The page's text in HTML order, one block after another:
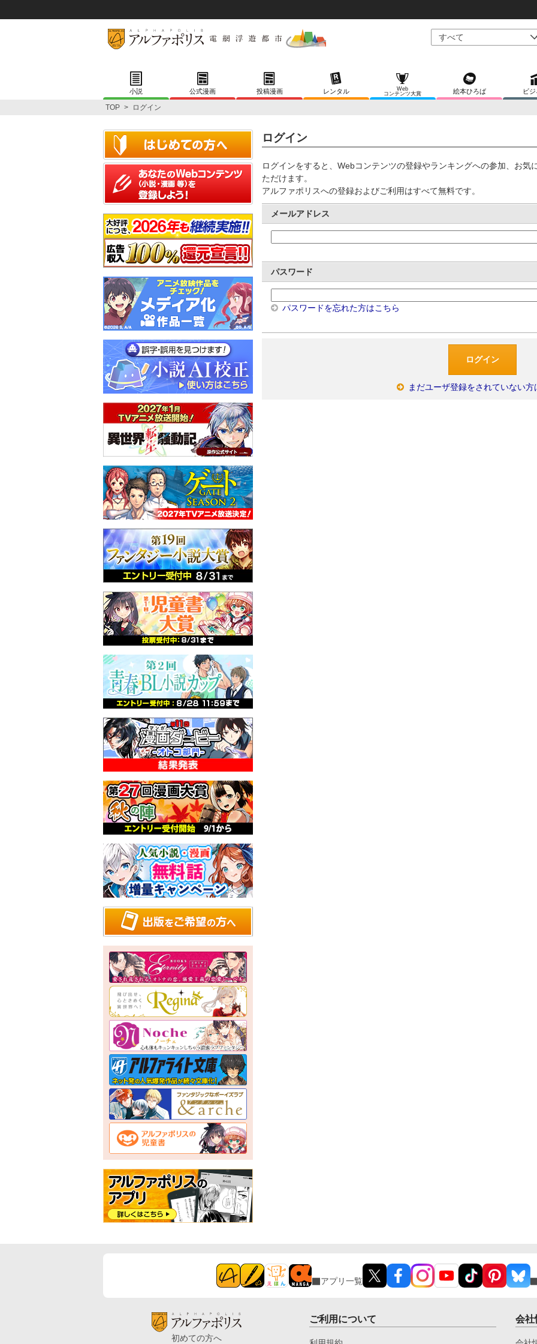
小説 公式漫画 投稿漫画 レンタル
Web
コンテンツ大賞
絵本ひろば ビ
TOP > ログイン
ログイン
ログインをすると、Webコンテンツの登録やランキングへの参加、お気
ただけます。
アルファポリスへの登録およびご利用はすべて無料です。
メールアドレス
パスワード
パスワードを忘れた方はこちら
まだユーザ登録をされていない方
アプリ一覧
初めての方へ
ご利用について 会社